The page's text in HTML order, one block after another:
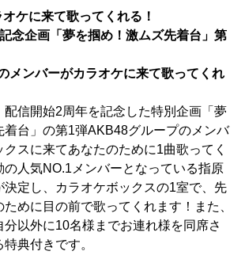
ケに来て歌ってくれる！
念企画「夢を掴め！激ムズ先着台」第
メンバーがカラオケに来て歌ってくれ
信開始2周年を記念した特別企画「夢
着台」の第1弾AKB48グループのメンバ
スに来てあなたのために1曲歌ってく
の人気NO.1メンバーとなっている指原
決定し、カラオケボックスの1室で、先
めに目の前で歌ってくれます！また、
以外に10名様までお連れ様を同席さ
典付きです。